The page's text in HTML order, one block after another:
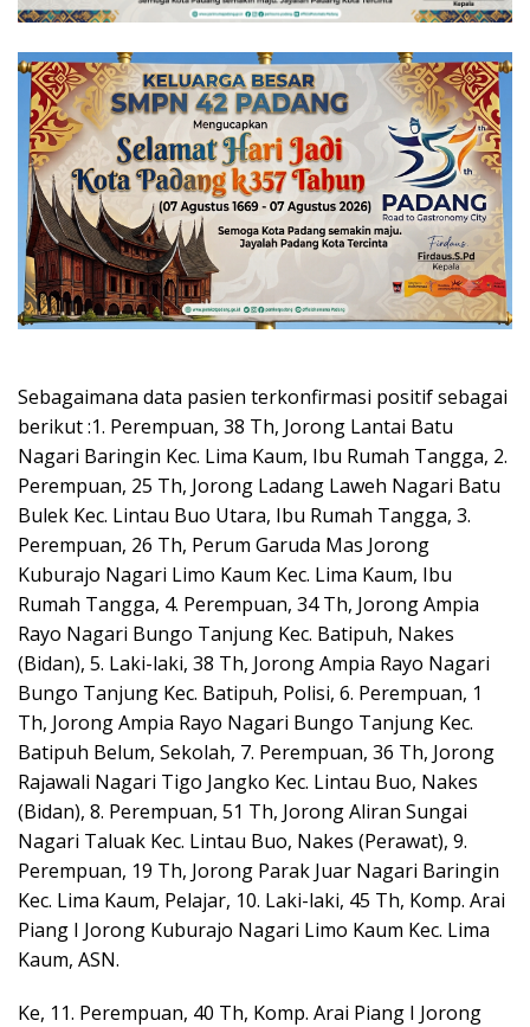
Sebagaimana data pasien terkonfirmasi positif sebagai
berikut :1. Perempuan, 38 Th, Jorong Lantai Batu
Nagari Baringin Kec. Lima Kaum, Ibu Rumah Tangga, 2.
Perempuan, 25 Th, Jorong Ladang Laweh Nagari Batu
Bulek Kec. Lintau Buo Utara, Ibu Rumah Tangga, 3.
Perempuan, 26 Th, Perum Garuda Mas Jorong
Kuburajo Nagari Limo Kaum Kec. Lima Kaum, Ibu
Rumah Tangga, 4. Perempuan, 34 Th, Jorong Ampia
Rayo Nagari Bungo Tanjung Kec. Batipuh, Nakes
(Bidan), 5. Laki-laki, 38 Th, Jorong Ampia Rayo Nagari
Bungo Tanjung Kec. Batipuh, Polisi, 6. Perempuan, 1
Th, Jorong Ampia Rayo Nagari Bungo Tanjung Kec.
Batipuh Belum, Sekolah, 7. Perempuan, 36 Th, Jorong
Rajawali Nagari Tigo Jangko Kec. Lintau Buo, Nakes
(Bidan), 8. Perempuan, 51 Th, Jorong Aliran Sungai
Nagari Taluak Kec. Lintau Buo, Nakes (Perawat), 9.
Perempuan, 19 Th, Jorong Parak Juar Nagari Baringin
Kec. Lima Kaum, Pelajar, 10. Laki-laki, 45 Th, Komp. Arai
Piang I Jorong Kuburajo Nagari Limo Kaum Kec. Lima
Kaum, ASN.
Ke, 11. Perempuan, 40 Th, Komp. Arai Piang I Jorong